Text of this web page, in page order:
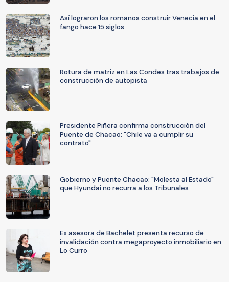
Así lograron los romanos construir Venecia en el
fango hace 15 siglos
Rotura de matriz en Las Condes tras trabajos de
construcción de autopista
Presidente Piñera confirma construcción del
Puente de Chacao: "Chile va a cumplir su
contrato"
Gobierno y Puente Chacao: "Molesta al Estado"
que Hyundai no recurra a los Tribunales
Ex asesora de Bachelet presenta recurso de
invalidación contra megaproyecto inmobiliario en
Lo Curro